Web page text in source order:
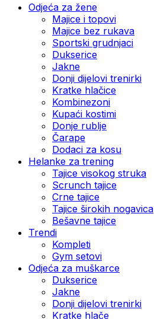
Odjeća za žene
Majice i topovi
Majice bez rukava
Sportski grudnjaci
Dukserice
Jakne
Donji dijelovi trenirki
Kratke hlačice
Kombinezoni
Kupaći kostimi
Donje rublje
Čarape
Dodaci za kosu
Helanke za trening
Tajice visokog struka
Scrunch tajice
Crne tajice
Tajice širokih nogavica
Bešavne tajice
Trendi
Kompleti
Gym setovi
Odjeća za muškarce
Dukserice
Jakne
Donji dijelovi trenirki
Kratke hlače